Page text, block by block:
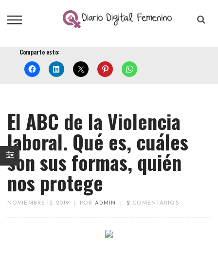
Comparte esto:
El ABC de la Violencia
laboral. Qué es, cuáles
son sus formas, quién
nos protege
NOVIEMBRE 12, 2019 POR ADMIN 2 COMENTARIOS